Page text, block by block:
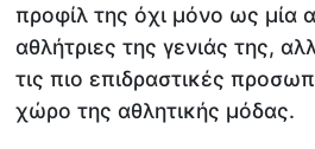
προφίλ της όχι μόνο ως μία
αθλήτριες της γενιάς της,
τις πιο επιδραστικές
χώρο της αθλητικής μόδας.